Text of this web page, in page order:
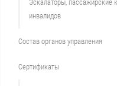
инвалидов
Состав органов управления
Сертификаты